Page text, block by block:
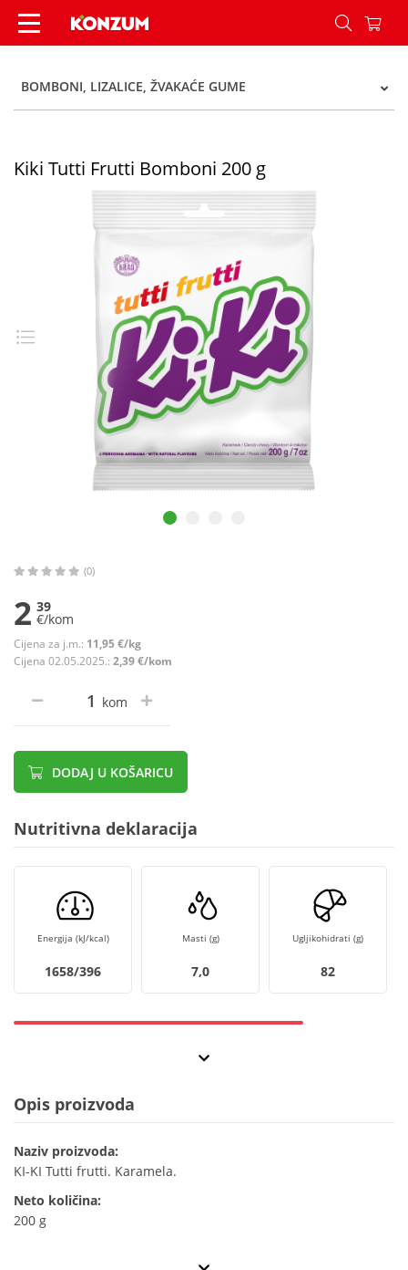
Kiki Tutti Frutti Bomboni 200 g - Konzum
BOMBONI, LIZALICE, ŽVAKAĆE GUME
Kiki Tutti Frutti Bomboni 200 g
(0)
2 39
€/kom
Cijena za j.m.: 11,95 €/kg
Cijena 02.05.2025.: 2,39 €/kom
kom
DODAJ U KOŠARICU
Nutritivna deklaracija
Energija (kJ/kcal)
1658/396
Masti (g)
7,0
Ugljikohidrati (g)
82
Opis proizvoda
Naziv proizvoda:
KI-KI Tutti frutti. Karamela.
Neto količina:
200 g